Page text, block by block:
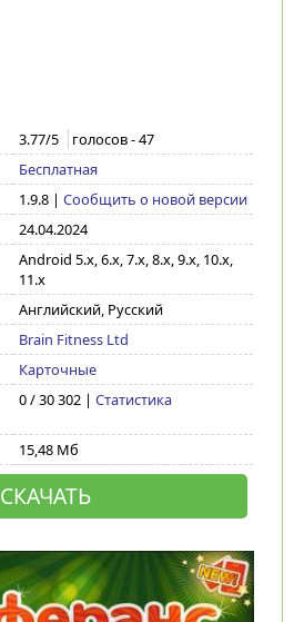
3.77/5 голосов -47
Бесплатная
1.9.8| Сообщить о новой версии
24.04.2024
Android 5.x, 6.x, 7.x, 8.x, 9.x, 10.x,
11.x
Английский, Русский
Brain Fitness Ltd
Карточные
0 / 30 302 | Статистика
15,48 Мб
СКАЧАТЬ